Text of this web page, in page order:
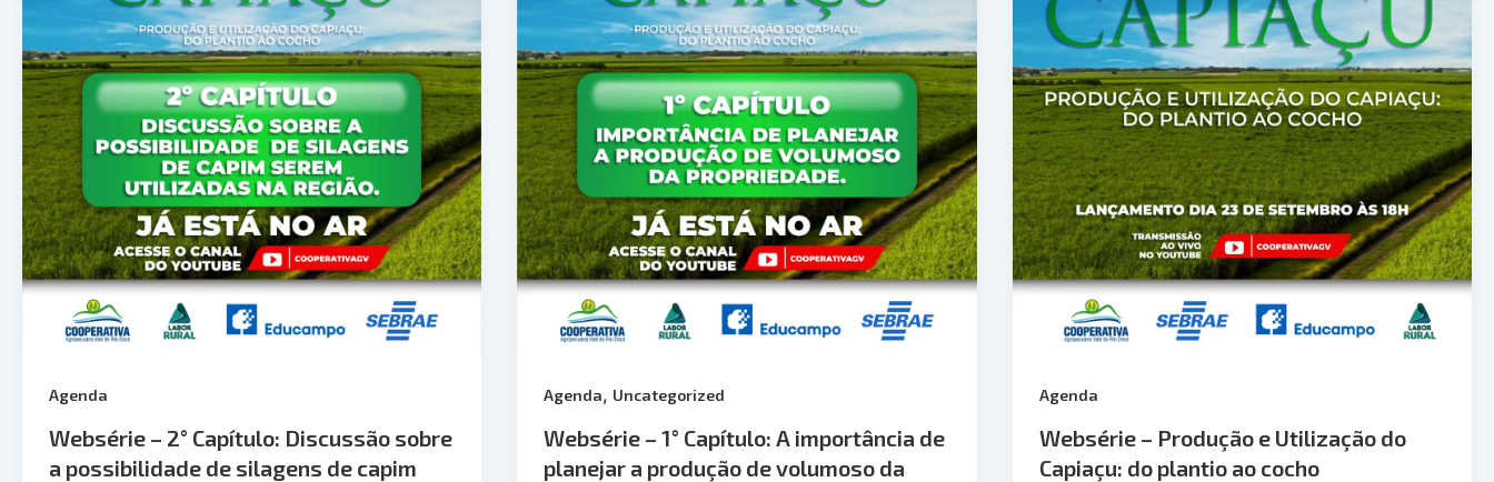
Agenda
Websérie – 2° Capítulo: Discussão sobre
a possibilidade de silagens de capim
Agenda, Uncategorized
Websérie – 1° Capítulo: A importância de
planejar a produção de volumoso da
Agenda
Websérie – Produção e Utilização do
Capiaçu: do plantio ao cocho